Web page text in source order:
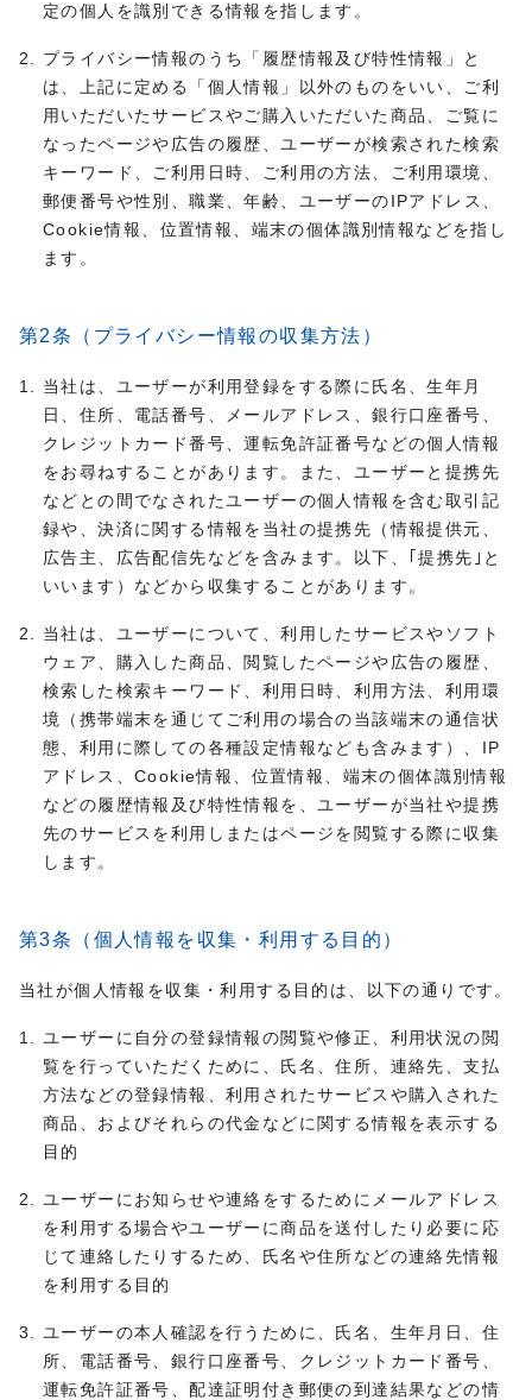
定の個人を識別できる情報を指します。
プライバシー情報のうち「履歴情報及び特性情報」と
は、上記に定める「個人情報」以外のものをいい、ご利
用いただいたサービスやご購入いただいた商品、ご覧に
なったページや広告の履歴、ユーザーが検索された検索
キーワード、ご利用日時、ご利用の方法、ご利用環境、
郵便番号や性別、職業、年齢、ユーザーのIPアドレス、
Cookie情報、位置情報、端末の個体識別情報などを指し
ます。
第2条（プライバシー情報の収集方法）
当社は、ユーザーが利用登録をする際に氏名、生年月
日、住所、電話番号、メールアドレス、銀行口座番号、
クレジットカード番号、運転免許証番号などの個人情報
をお尋ねすることがあります。また、ユーザーと提携先
などとの間でなされたユーザーの個人情報を含む取引記
録や、決済に関する情報を当社の提携先（情報提供元、
広告主、広告配信先などを含みます。以下、｢提携先｣と
いいます）などから収集することがあります。
当社は、ユーザーについて、利用したサービスやソフト
ウェア、購入した商品、閲覧したページや広告の履歴、
検索した検索キーワード、利用日時、利用方法、利用環
境（携帯端末を通じてご利用の場合の当該端末の通信状
態、利用に際しての各種設定情報なども含みます）、IP
アドレス、Cookie情報、位置情報、端末の個体識別情報
などの履歴情報及び特性情報を、ユーザーが当社や提携
先のサービスを利用しまたはページを閲覧する際に収集
します。
第3条（個人情報を収集・利用する目的）
当社が個人情報を収集・利用する目的は、以下の通りです。
ユーザーに自分の登録情報の閲覧や修正、利用状況の閲
覧を行っていただくために、氏名、住所、連絡先、支払
方法などの登録情報、利用されたサービスや購入された
商品、およびそれらの代金などに関する情報を表示する
目的
ユーザーにお知らせや連絡をするためにメールアドレス
を利用する場合やユーザーに商品を送付したり必要に応
じて連絡したりするため、氏名や住所などの連絡先情報
を利用する目的
ユーザーの本人確認を行うために、氏名、生年月日、住
所、電話番号、銀行口座番号、クレジットカード番号、
運転免許証番号、配達証明付き郵便の到達結果などの情